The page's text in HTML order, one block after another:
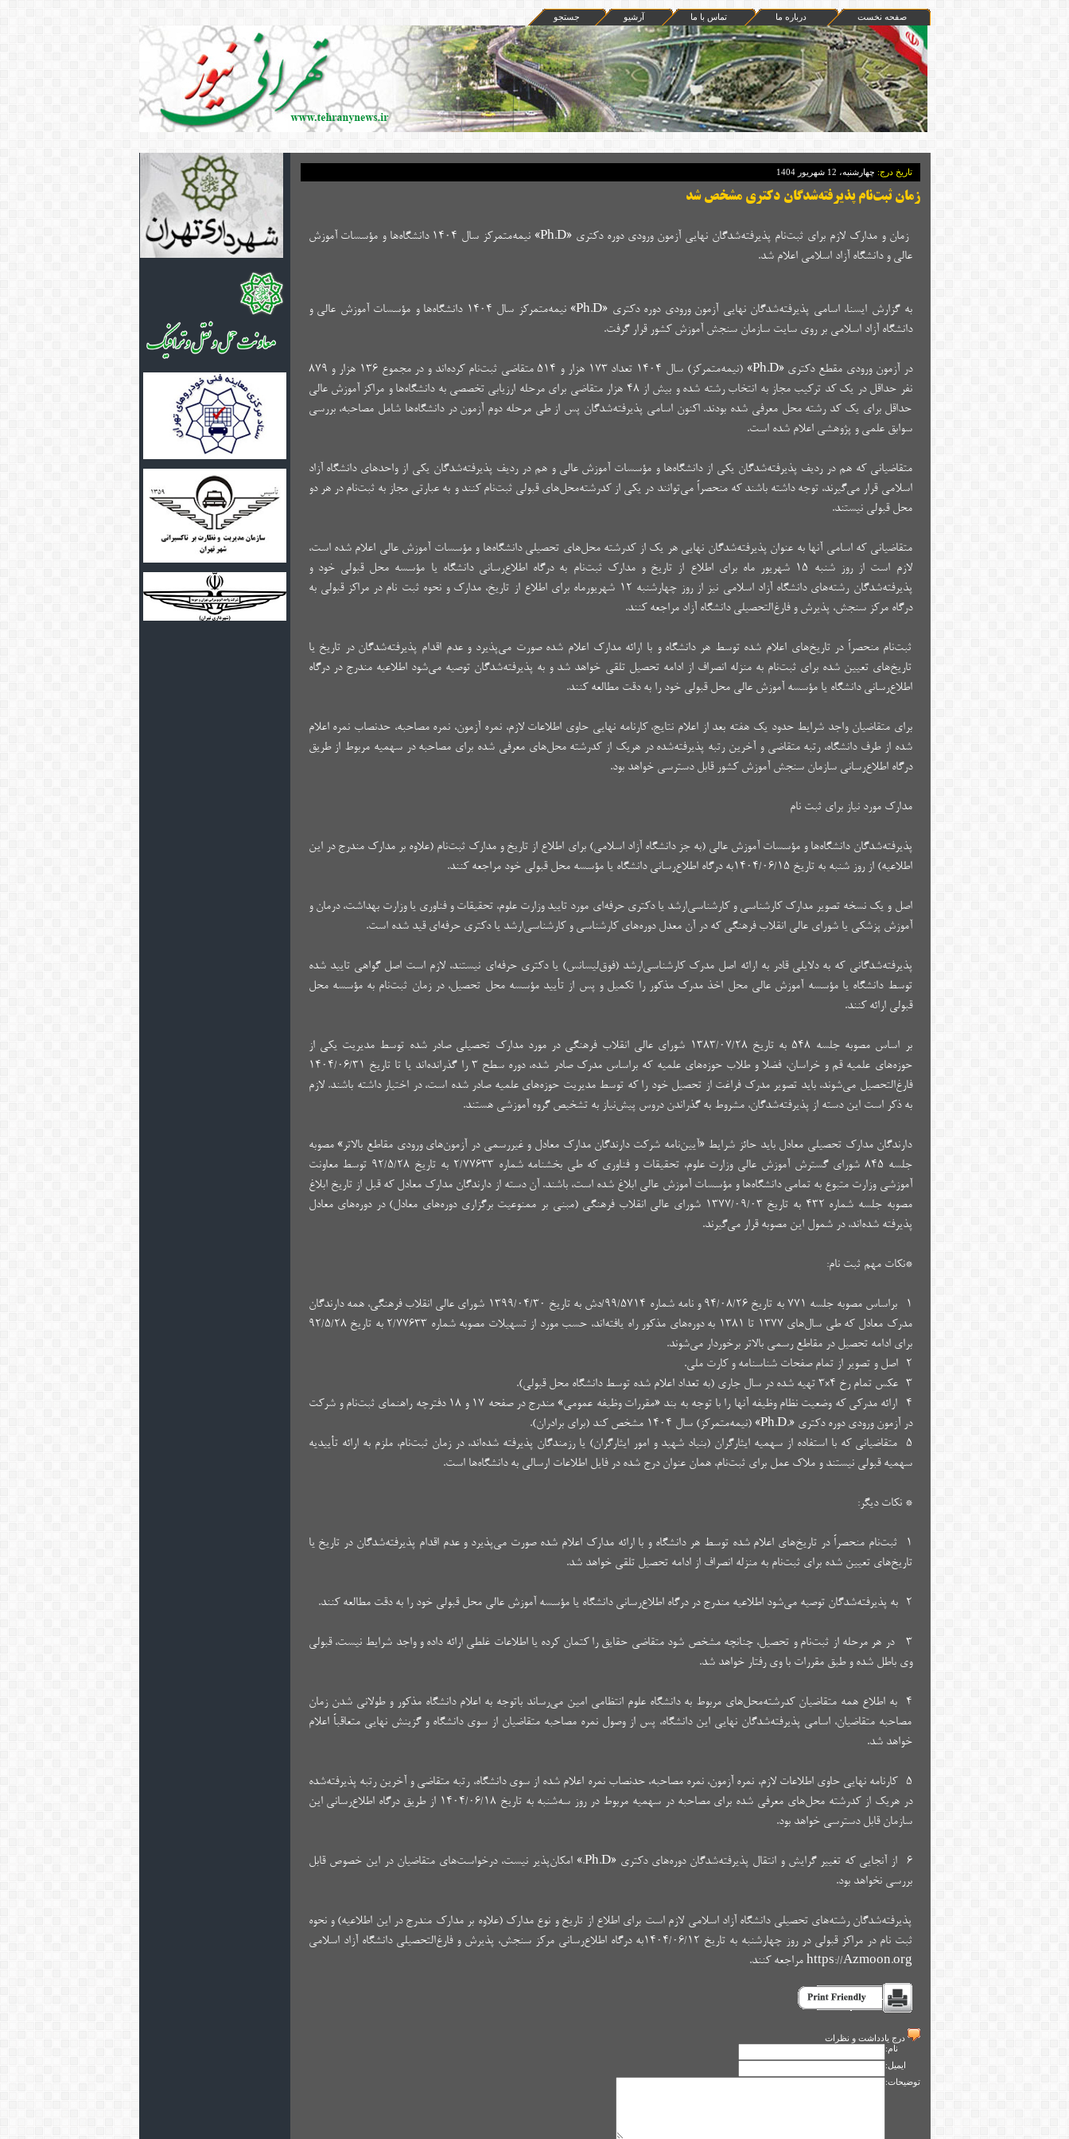
جستجو آرشيو تماس با ما درباره ما صفحه نخست
تاريخ درج: چهارشنبه، 12 شهريور 1404
زمان ثبت‌نام پذیرفته‌شدگان دکتری مشخص شد
زمان و مدارک لازم برای ثبت‌نام پذیرفته‌شدگان نهایی آزمون ورودی دوره دکتری «Ph.D» نیمه‌متمرکز سال ۱۴۰۴ دانشگاه‌ها و مؤسسات آموزش
عالی و دانشگاه آزاد اسلامی اعلام شد.
به گزارش ایسنا، اسامی پذیرفته‌شدگان نهایی آزمون ورودی دوره دکتری «Ph.D» نیمه‌متمرکز سال ۱۴۰۴ دانشگاه‌ها و مؤسسات آموزش عالی و
دانشگاه آزاد اسلامی بر روی سایت سازمان سنجش آموزش کشور قرار گرفت.
در آزمون ورودی مقطع دکتری «Ph.D» (نیمه‌متمرکز) سال ۱۴۰۴ تعداد ۱۷۳ هزار و ۵۱۴ متقاضی ثبت‌نام کرده‌اند و در مجموع ۱۳۶ هزار و ۸۷۹
نفر حداقل در یک کد ترکیب مجاز به انتخاب رشته شده و بیش از ۴۸ هزار متقاضی برای مرحله ارزیابی تخصصی به دانشگاه‌ها و مراکز آموزش عالی
حداقل برای یک کد رشته محل معرفی شده‌ بودند. اکنون اسامی پذیرفته‌شدگان پس از طی مرحله دوم آزمون در دانشگاه‌ها شامل مصاحبه، بررسی
سوابق علمی و پژوهشی اعلام شده است.
متقاضیانی که هم در ردیف پذیرفته‌شدگان یکی از دانشگاه‌ها و مؤسسات آموزش عالی و هم در ردیف پذیرفته‌شدگان یکی از واحدهای دانشگاه آزاد
اسلامی قرار می‌گیرند، توجه داشته باشند که منحصراً می‌توانند در یکی از کدرشته‌محل‌های قبولی ثبت‌نام کنند و به عبارتی مجاز به ثبت‌نام در هر دو
محل قبولی نیستند.
متقاضیانی که اسامی آنها به عنوان پذیرفته‌شدگان نهایی هر یک از کدرشته محل‌های تحصیلی دانشگاه‌ها و مؤسسات آموزش عالی اعلام شده است،
لازم است از روز شنبه ۱۵ شهریور ماه برای اطلاع از تاریخ و مدارک ثبت‌نام به درگاه اطلاع‌رسانی دانشگاه یا مؤسسه محل قبولی خود و
پذیرفته‌شدگان رشته‌های دانشگاه آزاد اسلامی نیز از روز چهارشنبه ۱۲ شهریورماه برای اطلاع از تاریخ، مدارک و نحوه ثبت نام در مراکز قبولی به
درگاه مرکز سنجش، پذیرش و فارغ‌التحصیلی دانشگاه آزاد مراجعه کنند.
ثبت‌نام منحصراً در تاریخ‌های اعلام شده توسط هر دانشگاه و با ارائه مدارک اعلام شده صورت می‌پذیرد و عدم اقدام پذیرفته‌شدگان در تاریخ یا
تاریخ‌های تعیین شده برای ثبت‌نام به منزله انصراف از ادامه تحصیل تلقی خواهد شد و به پذیرفته‌شدگان توصیه می‌شود اطلاعیه مندرج در درگاه
اطلاع‌رسانی دانشگاه یا مؤسسه آموزش عالی محل قبولی خود را به دقت مطالعه کنند.
برای متقاضیان واجد شرایط حدود یک هفته بعد از اعلام نتایج، کارنامه نهایی حاوی اطلاعات لازم، نمره آزمون، نمره مصاحبه، حدنصاب نمره اعلام
شده از طرف دانشگاه، رتبه متقاضی و آخرین رتبه پذیرفته‌شده در هریک از کدرشته محل‌های معرفی شده برای مصاحبه در سهمیه مربوط از طریق
درگاه اطلاع‌رسانی سازمان سنجش آموزش کشور قابل دسترسی خواهد بود.
مدارک مورد نیاز برای ثبت نام
پذیرفته‌شدگان دانشگاه‌ها و مؤسسات آموزش عالی (به جز دانشگاه آزاد اسلامی) برای اطلاع از تاریخ و مدارک ثبت‌نام (علاوه بر مدارک مندرج در این
اطلاعیه) از روز شنبه به تاریخ ۱۴۰۴/۰۶/۱۵به درگاه اطلاع‌رسانی دانشگاه یا مؤسسه محل قبولی خود مراجعه کنند.
اصل‌ و یک نسخه تصویر مدارک‌ کارشناسی و کارشناسی‌ارشد یا دکتری حرفه‌ای مورد تایید وزارت‌ علوم، تحقیقات‌ و فناوری‌ یا وزارت‌ بهداشت‌، درمان‌ و
آموزش‌ پزشکی‌ یا شورای عالی انقلاب‌ فرهنگی‌ که‌ در آن‌ معدل‌ دوره‌های‌ کارشناسی‌ و کارشناسی‌ارشد یا دکتری حرفه‌ای قید شده‌ است.
پذیرفته‌شدگانی‌ که‌ به‌ دلایلی‌ قادر به‌ ارائه‌ اصل‌ مدرک‌ کارشناسی‌ارشد (فوق‌لیسانس) یا دکتری حرفه‌ای نیستند، لازم‌ است اصل‌ گواهی‌ تایید شده‌
توسط دانشگاه یا مؤسسه‌ آموزش‌ عالی‌ محل اخذ مدرک مذکور را تکمیل و پس از تأیید مؤسسه محل تحصیل، در زمان ثبت‌نام به مؤسسه محل
قبولی ارائه کنند.
بر اساس مصوبه جلسه ۵۴۸ به تاریخ ۱۳۸۳/۰۷/۲۸ شورای عالی انقلاب فرهنگی در مورد مدارک تحصیلی صادر شده توسط مدیریت یکی از
حوزه‌های علمیه قم و خراسان، فضلا و طلاب حوزه‌های علمیه که براساس مدرک صادر شده، دوره سطح ۳ را گذرانده‌اند یا تا تاریخ ۱۴۰۴/۰۶/۳۱
فارغ‌التحصیل می‌شوند، باید تصویر مدرک فراغت از تحصیل خود را که توسط مدیریت حوزه‌های علمیه صادر شده است، در اختیار داشته باشند. لازم
به ذکر است این دسته از پذیرفته‌شدگان، مشروط به گذراندن دروس پیش‌نیاز به تشخیص گروه آموزشی هستند.
دارندگان مدارک تحصیلی معادل باید حائز شرایط «آیین‌نامه شرکت دارندگان مدارک معادل و غیررسمی در آزمون‌های ورودی مقاطع بالاتر» مصوبه
جلسه ۸۴۵ شورای گسترش آموزش عالی وزارت علوم، تحقیقات و فناوری که طی بخشنامه شماره ۲/۷۷۶۳۳ به تاریخ ۹۲/۵/۲۸ توسط معاونت
آموزشی وزارت متبوع به تمامی دانشگاه‌ها و مؤسسات آموزش عالی ابلاغ شده است، باشند. آن دسته از دارندگان مدارک معادل که قبل از تاریخ ابلاغ
مصوبه جلسه شماره ۴۳۲ به تاریخ ۱۳۷۷/۰۹/۰۳ شورای عالی انقلاب فرهنگی (مبنی بر ممنوعیت برگزاری دوره‌های معادل) در دوره‌های معادل
پذیرفته‌ شده‌اند، در شمول این مصوبه قرار می‌گیرند.
*نکات مهم ثبت نام:
۱- براساس مصوبه جلسه ۷۷۱ به تاریخ ۹۴/۰۸/۲۶ و نامه شماره ۹۹/۵۷۱۴/دش به تاریخ ۱۳۹۹/۰۴/۳۰ شورای عالی انقلاب فرهنگی، همه دارندگان
مدرک معادل که طی سال‌های ۱۳۷۷ تا ۱۳۸۱ به دوره‌های مذکور راه یافته‌اند، حسب مورد از تسهیلات مصوبه شماره ۲/۷۷۶۳۳ به تاریخ ۹۲/۵/۲۸
برای ادامه تحصیل در مقاطع رسمی بالاتر برخوردار می‌شوند.
۲- اصل‌ و تصویر از تمام‌ صفحات‌ شناسنامه‌ و کارت ملی.
۳- عکس‌ تمام‌ رخ‌ ۴×۳ تهیه‌ شده‌ در سال‌ جاری (به تعداد اعلام شده توسط دانشگاه محل قبولی)‌.
۴- ارائه مدرکی که‌ وضعیت‌ نظام‌ وظیفه آنها را با توجه‌ به‌ بند «مقررات‌ وظیفه‌ عمومی»‌ مندرج‌ در صفحه ۱۷ و ۱۸ دفترچه‌ راهنمای ثبت‌نام و شرکت
در آزمون ورودی‌ دوره دکتری «.Ph.D» (نیمه‌متمرکز) سال ۱۴۰۴ مشخص‌ کند (برای‌ برادران‌).
۵- متقاضیانی که با استفاده از سهمیه ایثارگران (بنیاد شهید و امور ایثارگران) یا رزمندگان پذیرفته‌ شده‌اند، در زمان ثبت‌نام، ملزم به ارائه تأییدیه
سهمیه قبولی نیستند و ملاک عمل برای ثبت‌نام، همان عنوان درج شده در فایل اطلاعات ارسالی به دانشگاه‌ها است.
* نکات دیگر:
۱- ثبت‌نام منحصراً در تاریخ‌های اعلام شده توسط هر دانشگاه و با ارائه مدارک اعلام شده صورت می‌پذیرد و عدم اقدام پذیرفته‌شدگان در تاریخ‌ یا
تاریخ‌های تعیین شده برای ثبت‌نام به منزله انصراف از ادامه تحصیل تلقی خواهد شد.
۲- به پذیرفته‌شدگان توصیه می‌شود اطلاعیه مندرج در درگاه اطلاع‌رسانی دانشگاه یا مؤسسه آموزش عالی محل قبولی خود را به دقت مطالعه کنند.
۳- در هر مرحله‌ از ثبت‌نام‌ و تحصیل‌، چنانچه‌ مشخص‌ شود متقاضی حقایق‌ را کتمان‌ کرده‌ یا اطلاعات غلطی ارائه داده و واجد شرایط نیست، قبولی‌
وی باطل شده‌ و طبق‌ مقررات‌ با وی‌ رفتار خواهد شد.
۴- به اطلاع همه متقاضیان کدرشته‌محل‌های مربوط به دانشگاه علوم انتظامی امین می‌رساند باتوجه به اعلام دانشگاه مذکور و طولانی شدن زمان
مصاحبه متقاضیان، اسامی پذیرفته‌شدگان نهایی این دانشگاه، پس از وصول نمره مصاحبه متقاضیان از سوی دانشگاه و گزینش نهایی متعاقباً اعلام
خواهد شد.
۵- کارنامه نهایی حاوی اطلاعات لازم، نمره آزمون، نمره مصاحبه، حدنصاب نمره اعلام شده از سوی دانشگاه، رتبه متقاضی و آخرین رتبه پذیرفته‌شده
در هریک از کدرشته محل‌های معرفی شده برای مصاحبه در سهمیه مربوط در روز سه‌شنبه به تاریخ ۱۴۰۴/۰۶/۱۸ از طریق درگاه اطلاع‌رسانی این
سازمان قابل دسترسی خواهد بود.
۶- از آنجایی که تغییر گرایش و انتقال پذیرفته‌شدگان دوره‌های دکتری «Ph.D.» امکان‌پذیر نیست، درخواست‌های متقاضیان در این خصوص قابل
بررسی نخواهد بود.
پذیرفته‌شدگان رشته‌های تحصیلی دانشگاه آزاد اسلامی لازم است برای اطلاع از تاریخ و نوع مدارک (علاوه بر مدارک مندرج در این اطلاعیه) و نحوه
ثبت نام در مراکز قبولی در روز چهارشنبه به تاریخ ۱۴۰۴/۰۶/۱۲به درگاه اطلاع‌رسانی مرکز سنجش، پذیرش و فارغ‌التحصیلی دانشگاه آزاد اسلامی
https://Azmoon.org مراجعه کنند.
درج يادداشت و نظرات
نام:
ايميل:
توضيحات: